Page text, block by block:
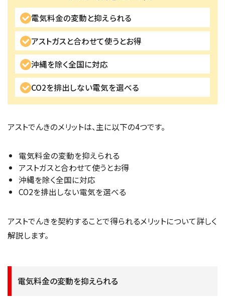
電気料金の変動と抑えられる
アストガスと合わせて使うとお得
沖縄を除く全国に対応
CO2を排出しない電気を選べる
アストでんきのメリットは、主に以下の4つです。
電気料金の変動を抑えられる
アストガスと合わせて使うとお得
沖縄を除く全国に対応
CO2を排出しない電気を選べる
アストでんきを契約することで得られるメリットについて詳しく
解説します。
電気料金の変動を抑えられる